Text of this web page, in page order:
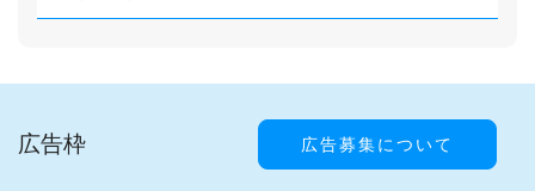
広告枠 広告募集について